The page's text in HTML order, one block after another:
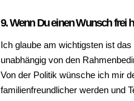
9. Wenn Du einen Wunsch frei
Ich glaube am wichtigsten ist
unabhängig von den
Von der Politik wünsche ich mir
familienfreundlicher werden und